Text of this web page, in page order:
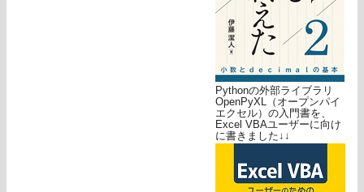
Pythonの外部ライブラリ
OpenPyXL（オープンパイ
エクセル）の入門書を、
Excel VBAユーザーに向け
に書きました↓↓